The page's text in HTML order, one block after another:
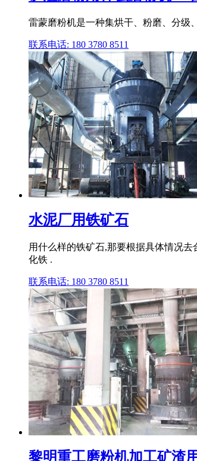
雷蒙磨粉机是一种集烘干、粉磨、分级
联系电话: 180 3780 8511
水泥厂用铁矿石
用什么样的铁矿石,那要根据具体情况
化铁 .
联系电话: 180 3780 8511
黎明重工磨粉机加工矿渣